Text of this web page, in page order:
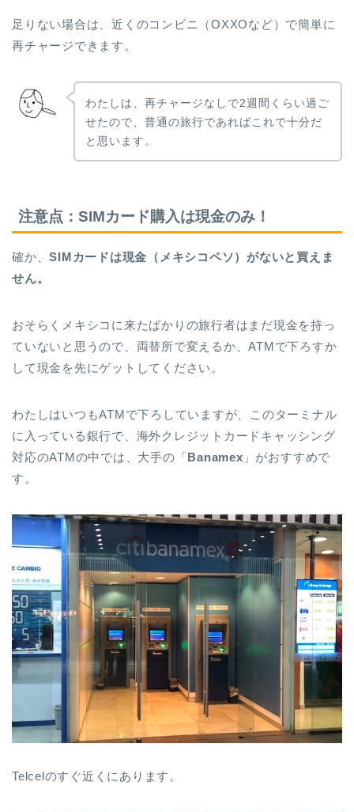
足りない場合は、近くのコンビニ（OXXOなど）で簡単に
再チャージできます。
わたしは、再チャージなしで2週間くらい過ご
せたので、普通の旅行であればこれで十分だ
と思います。
注意点：SIMカード購入は現金のみ！
確か、SIMカードは現金（メキシコペソ）がないと買えま
せん。
おそらくメキシコに来たばかりの旅行者はまだ現金を持っ
ていないと思うので、両替所で変えるか、ATMで下ろすか
して現金を先にゲットしてください。
わたしはいつもATMで下ろしていますが、このターミナル
に入っている銀行で、海外クレジットカードキャッシング
対応のATMの中では、大手の「Banamex 」がおすすめで
す。
Telcelのすぐ近くにあります。